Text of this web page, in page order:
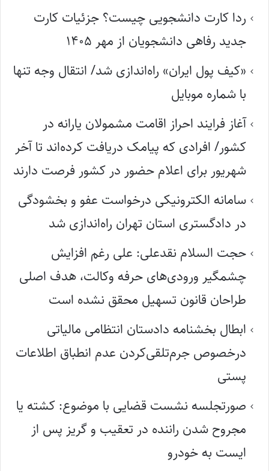
ردا کارت دانشجویی چیست؟ جزئیات کارت
جدید رفاهی دانشجویان از مهر ۱۴۰۵
«کیف پول ایران» راه‌اندازی شد/ انتقال وجه تنها
با شماره موبایل
آغاز فرایند احراز اقامت مشمولان یارانه در
کشور/ افرادی که پیامک دریافت کرده‌اند تا آخر
شهریور برای اعلام حضور در کشور فرصت دارند
سامانه الکترونیکی درخواست عفو و بخشودگی
در دادگستری استان تهران راه‌اندازی شد
حجت السلام نقدعلی: علی رغم افزایش
چشمگیر ورودی‌های حرفه وکالت، هدف اصلی
طراحان قانون تسهیل محقق نشده است
ابطال بخشنامه دادستان انتظامی مالیاتی
درخصوص جرم‌تلقی‌کردن عدم انطباق اطلاعات
پستی
صورتجلسه نشست قضایی با موضوع: کشته یا
مجروح شدن راننده در تعقیب و گریز پس از
ایست به خودرو